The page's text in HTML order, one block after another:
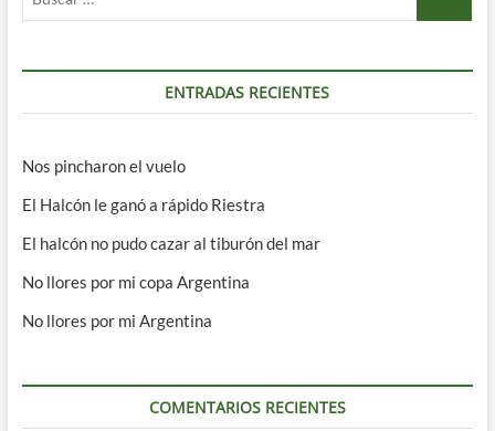
ENTRADAS RECIENTES
Nos pincharon el vuelo
El Halcón le ganó a rápido Riestra
El halcón no pudo cazar al tiburón del mar
No llores por mi copa Argentina
No llores por mi Argentina
COMENTARIOS RECIENTES